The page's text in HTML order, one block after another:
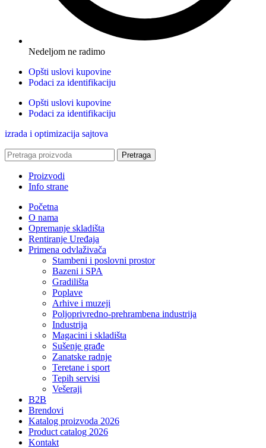
Nedeljom ne radimo
Opšti uslovi kupovine
Podaci za identifikaciju
Opšti uslovi kupovine
Podaci za identifikaciju
izrada i optimizacija sajtova
Pretraga
Proizvodi
Info strane
Početna
O nama
Opremanje skladišta
Rentiranje Uređaja
Primena odvlaživača
Stambeni i poslovni prostor
Bazeni i SPA
Gradilišta
Poplave
Arhive i muzeji
Poljoprivredno-prehrambena industrija
Industrija
Magacini i skladišta
Sušenje građe
Zanatske radnje
Teretane i sport
Tepih servisi
Vešeraji
B2B
Brendovi
Katalog proizvoda 2026
Product catalog 2026
Kontakt